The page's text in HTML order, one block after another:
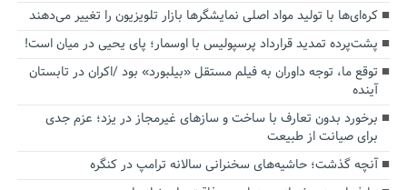
کره‌ای‌ها با تولید مواد اصلی نمایشگرها بازار تلویزیون را تغییر می‌دهند
پشت‌پرده تمدید قرارداد پرسپولیس با اوسمار؛ پای یحیی در میان است!
توقع ما، توجه داوران به فیلم مستقل «بیلبورد» بود /اکران در تابستان
آینده
برخورد بدون تعارف با ساخت‌ و سازهای غیرمجاز در یزد؛ عزم جدی
برای صیانت از طبیعت
آنچه گذشت؛ حاشیه‌های سخنرانی سالانه ترامپ در کنگره